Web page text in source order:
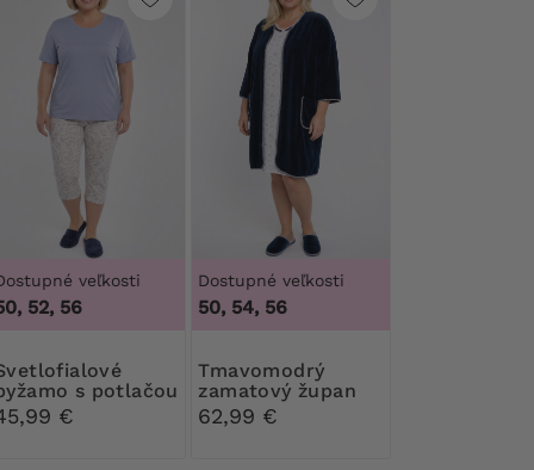
veľkosti
52, 56
s potlačou
€
Dostupné veľkosti
50, 54, 56
Tmavomodrý
zamatový župan
62,99 €